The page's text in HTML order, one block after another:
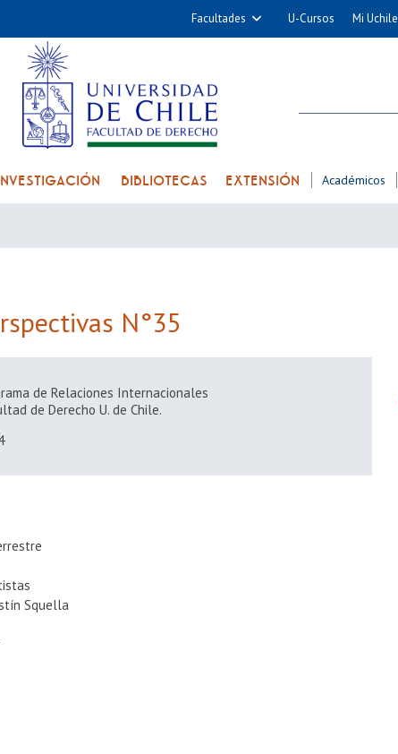
Facultades
Cs. Químicas y Farmacéuticas
Medicina
U-Cursos Mi Uchile
BIBLIOTECAS EXTENSIÓN Académicos
N°35
de Relaciones Internacionales
de Derecho U. de Chile.
Squella